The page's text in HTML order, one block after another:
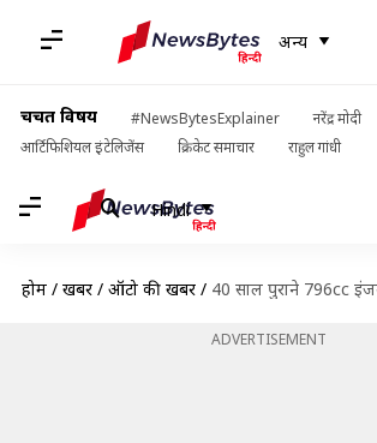
अन्य
चर्चित विषय #NewsBytesExplainer
नरेंद्र मोदी
आर्टिफिशियल इंटेलिजेंस
क्रिकेट समाचार राहुल गांधी
Hindi
होम / खबरें / ऑटो की खबरें / 40 साल पुराने 796cc इंजन का उत्पादन बंद
ADVERTISEMENT